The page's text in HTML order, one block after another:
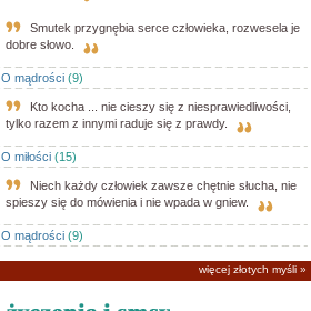
Smutek przygnębia serce człowieka, rozwesela je
dobre słowo.
O mądrości(9)
Kto kocha ... nie cieszy się z niesprawiedliwości,
tylko razem z innymi raduje się z prawdy.
O miłości(15)
Niech każdy człowiek zawsze chętnie słucha, nie
spieszy się do mówienia i nie wpada w gniew.
O mądrości(9)
więcej złotych myśli»